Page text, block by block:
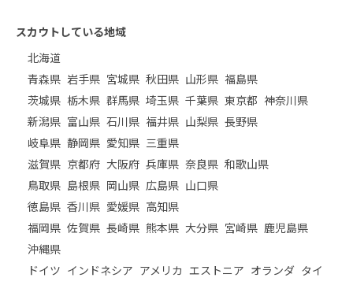
スカウトしている地域
北海道
青森県 岩手県 宮城県 秋田県 山形県 福島県
茨城県 栃木県 群馬県 埼玉県 千葉県 東京都 神奈川県
新潟県 富山県 石川県 福井県 山梨県 長野県
岐阜県 静岡県 愛知県 三重県
滋賀県 京都府 大阪府 兵庫県 奈良県 和歌山県
鳥取県 島根県 岡山県 広島県 山口県
徳島県 香川県 愛媛県 高知県
福岡県 佐賀県 長崎県 熊本県 大分県 宮崎県 鹿児島県
沖縄県
ドイツ インドネシア アメリカ エストニア オランダ タイ